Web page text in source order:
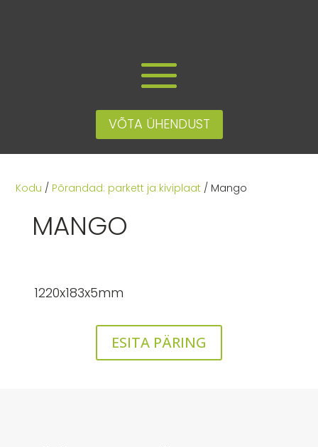
VÕTA ÜHENDUST
Kodu / Põrandad: parkett ja kiviplaat / Mango
MANGO
1220x183x5mm
ESITA PÄRING